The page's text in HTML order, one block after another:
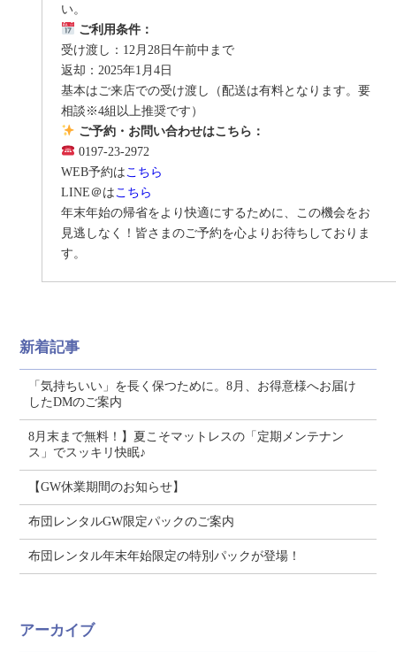
い。
ご利用条件：
受け渡し：12月28日午前中まで
返却：2025年1月4日
基本はご来店での受け渡し（配送は有料となります。要
相談※4組以上推奨です）
ご予約・お問い合わせはこちら：
0197-23-2972
WEB予約はこちら
LINE＠はこちら
年末年始の帰省をより快適にするために、この機会をお
見逃しなく！皆さまのご予約を心よりお待ちしておりま
す。
新着記事
「気持ちいい」を長く保つために。8月、お得意様へお届け
したDMのご案内
8月末まで無料！】夏こそマットレスの「定期メンテナン
ス」でスッキリ快眠♪
【GW休業期間のお知らせ】
布団レンタルGW限定パックのご案内
布団レンタル年末年始限定の特別パックが登場！
アーカイブ